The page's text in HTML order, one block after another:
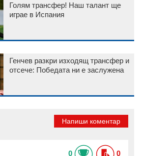
Голям трансфер! Наш талант ще
играе в Испания
Генчев разкри изходящ трансфер и
отсече: Победата ни е заслужена
Напиши коментар
0 0